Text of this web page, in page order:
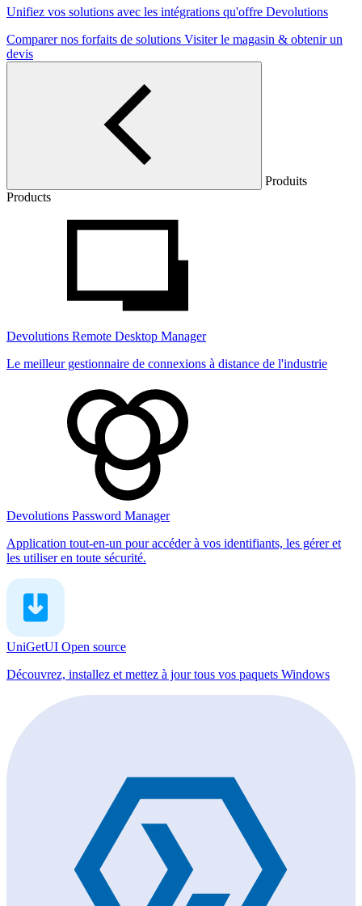
Unifiez vos solutions avec les intégrations qu'offre Devolutions
Comparer nos forfaits de solutions Visiter le magasin & obtenir un
devis
Produits
Products
Devolutions Remote Desktop Manager
Le meilleur gestionnaire de connexions à distance de l'industrie
Devolutions Password Manager
Application tout-en-un pour accéder à vos identifiants, les gérer et
les utiliser en toute sécurité.
UniGetUI Open source
Découvrez, installez et mettez à jour tous vos paquets Windows